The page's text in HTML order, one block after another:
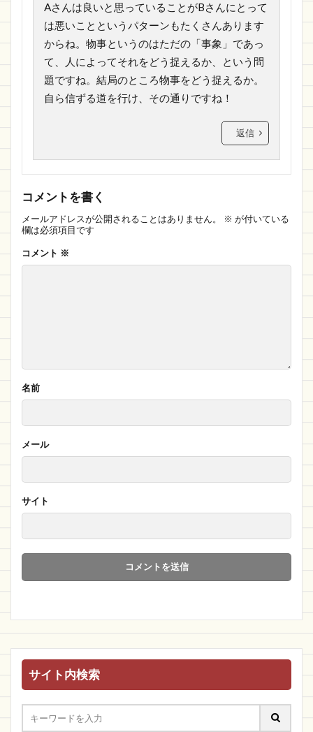
Aさんは良いと思っていることがBさんにとって
は悪いことというパターンもたくさんあります
からね。物事というのはただの「事象」であっ
て、人によってそれをどう捉えるか、という問
題ですね。結局のところ物事をどう捉えるか。
自ら信ずる道を行け、その通りですね！
返信
コメントを書く
メールアドレスが公開されることはありません。 ※ が付いている
欄は必須項目です
コメント ※
名前
メール
サイト
サイト内検索